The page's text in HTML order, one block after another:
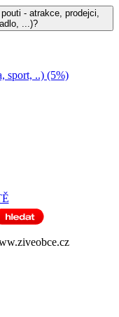
- atrakce, prodejci,
...)?
sport, ..) (5%)